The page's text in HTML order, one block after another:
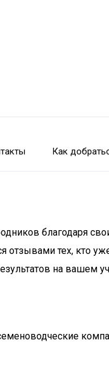
Как
благодаря
отзывами тех, кто
на вашем